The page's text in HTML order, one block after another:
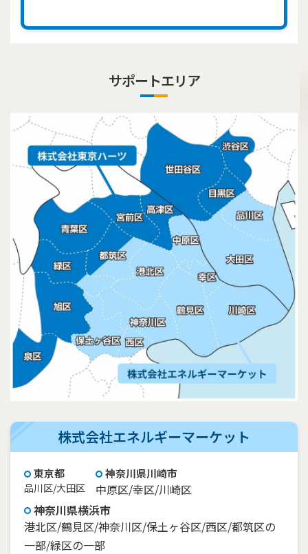
サポートエリア
株式会社エネルギーマーケット
東京都
品川区/大田区
神奈川県川崎市
中原区/幸区/川崎区
神奈川県横浜市
港北区/鶴見区/神奈川区/保土ヶ谷区/西区/都筑区の
一部/緑区の一部